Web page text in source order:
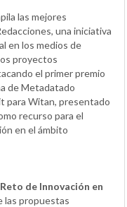
las mejores
una iniciativa
en los medios de
proyectos
el primer premio
de Metadatado
para Witan, presentado
recurso para el
en el ámbito
Reto de Innovación en
las propuestas